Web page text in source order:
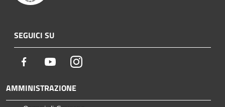
SEGUICI SU
Facebook YoutubeInstagram
AMMINISTRAZIONE